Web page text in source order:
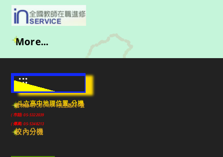
More...
:::
斗六高中地理位置-分機
雲林縣斗六市640010民生路224號
(市話) 05-5322039
(傳真) 05-5348213
校內分機